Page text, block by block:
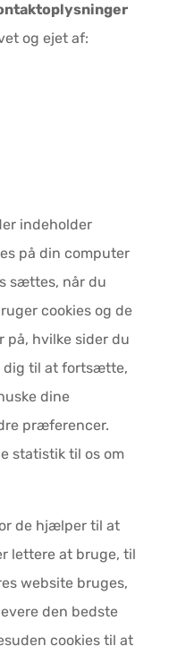
og ejet af:
indeholder
på din computer
sættes, når du
cookies og de
på, hvilke sider du
dig til at fortsætte,
dine
præferencer.
statistik til os om
de hjælper til at
lettere at bruge, til
website bruges,
den bedste
cookies til at